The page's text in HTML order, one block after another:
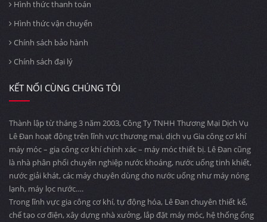
Hình thức thanh toán
Hình thức vận chuyển
Chính sách bảo hành
Chính sách đại lý
KẾT NỐI CÙNG CHÚNG TÔI
Thành lập từ tháng 3 năm 2003, Công Ty TNHH Thương Mại Dịch Vụ
Lê Đan hoạt động trên lĩnh vực thương mại, dịch vụ Gia công cơ khí
máy móc – gia công cơ khí chính xác – máy móc thiết bị. Lê Đan cũng
là nhà phân phối chuyên nghiệp nước khoáng, nước uống tinh khiết,
nước giải khát, các máy chuyên dùng cho nước uống như máy nóng
lạnh, máy lọc nước….
Trong lĩnh vực gia công cơ khí, tự động hóa, Lê Đan chuyên thiết kế,
chế tạo cơ điện, xây dựng nhà xưởng, lắp đặt máy móc, hệ thống ống